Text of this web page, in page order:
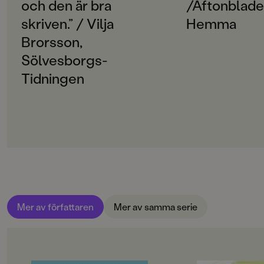
SERIE
Tre tjejer
PUBLICERINGSDATUM
2010-08-31
CE-MÄRKNING
Nej
och den är bra
skriven.” / Vilja
Brorsson,
Sölvesborgs-
Tidningen
/
Hemma
Mer av författaren Mer av samma serie